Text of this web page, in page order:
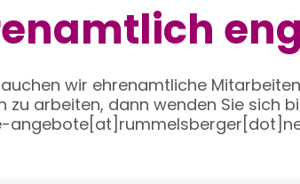
wir ehrenamtliche
zu arbeiten, dann wenden Sie sich